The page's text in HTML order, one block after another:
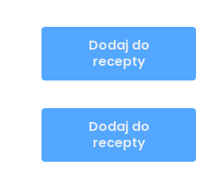
Dodaj do
recepty
Dodaj do
recepty